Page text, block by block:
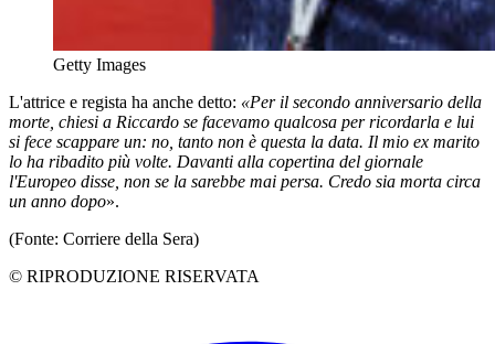
Getty Images
L'attrice e regista ha anche detto: «Per il secondo anniversario della
morte, chiesi a Riccardo se facevamo qualcosa per ricordarla e lui
si fece scappare un: no, tanto non è questa la data. Il mio ex marito
lo ha ribadito più volte. Davanti alla copertina del giornale
l'Europeo disse, non se la sarebbe mai persa. Credo sia morta circa
un anno dopo».
(Fonte: Corriere della Sera)
© RIPRODUZIONE RISERVATA